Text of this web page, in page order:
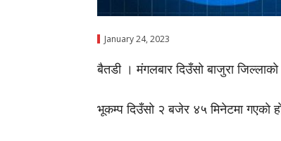
January 24, 2023
बैतडी । मंगलबार दिउँसाे बाजुरा
भूकम्प दिउँसाे २ बजेर ४५ मिनेटमा